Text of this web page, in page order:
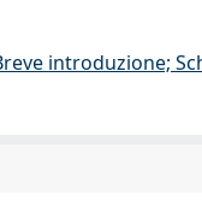
introduzione;